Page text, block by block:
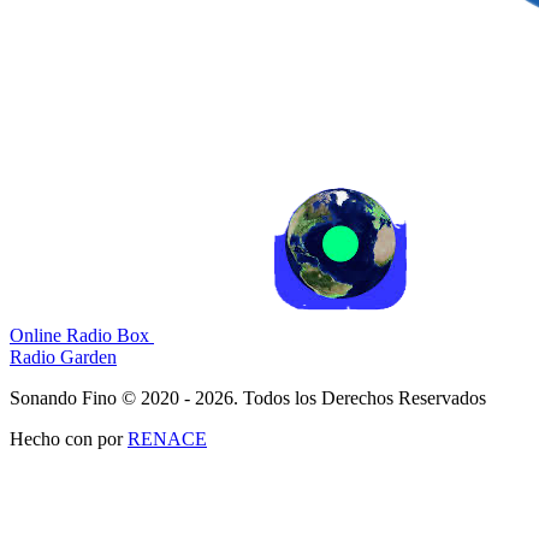
Online Radio Box
Radio Garden
Sonando Fino © 2020 - 2026. Todos los Derechos Reservados
Hecho con porRENACE